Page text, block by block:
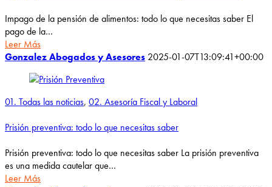
Impago de la pensión de alimentos: todo lo que necesitas saber El
pago de la…
Leer Más
Gonzalez Abogados y Asesores 2025-01-07T13:09:41+00:00
01. Todas las noticias, 02. Asesoría Fiscal y Laboral
Prisión preventiva: todo lo que necesitas saber
Prisión preventiva: todo lo que necesitas saber La prisión preventiva
es una medida cautelar que…
Leer Más